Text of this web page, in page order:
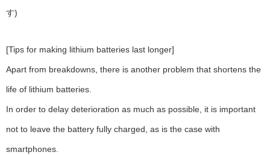
す)
[Tips for making lithium batteries last longer]
Apart from breakdowns, there is another problem that shortens the
life of lithium batteries.
In order to delay deterioration as much as possible, it is important
not to leave the battery fully charged, as is the case with
smartphones.